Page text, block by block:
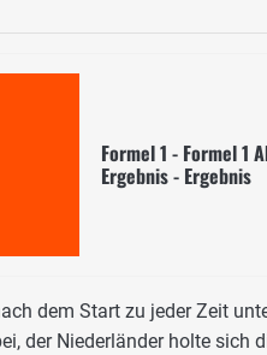
Formel 1 - Formel 1
Ergebnis - Ergebnis
dem Start zu jeder Zeit
der Niederländer holte sich